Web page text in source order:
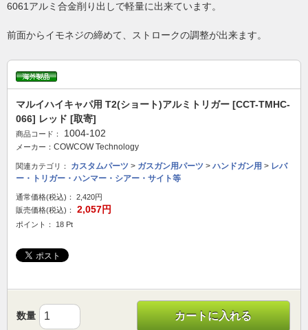
6061アルミ合金削り出しで軽量に出来ています。
前面からイモネジの締めて、ストロークの調整が出来ます。
マルイハイキャパ用 T2(ショート)アルミトリガー [CCT-TMHC-
066] レッド [取寄]
商品コード： 1004-102
メーカー： COWCOW Technology
関連カテゴリ： カスタムパーツ > ガスガン用パーツ > ハンドガン用 > レバ
ー・トリガー・ハンマー・シアー・サイト等
通常価格(税込)：
2,420円
販売価格(税込)：
2,057円
ポイント： 18 Pt
数量 カートに入れる